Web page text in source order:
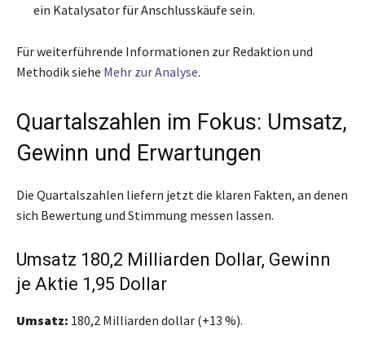
ein Katalysator für Anschlusskäufe sein.
Für weiterführende Informationen zur Redaktion und
Methodik siehe Mehr zur Analyse.
Quartalszahlen im Fokus: Umsatz,
Gewinn und Erwartungen
Die Quartalszahlen liefern jetzt die klaren Fakten, an denen
sich Bewertung und Stimmung messen lassen.
Umsatz 180,2 Milliarden Dollar, Gewinn
je Aktie 1,95 Dollar
Umsatz: 180,2 Milliarden dollar (+13 %).